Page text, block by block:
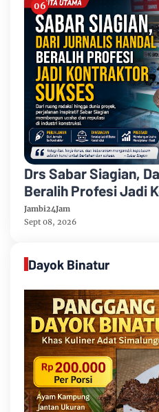
Drs Sabar Siagian,
Beralih Profesi Jadi
Jambi24Jam
Sept 08, 2026
Dayok Binatur